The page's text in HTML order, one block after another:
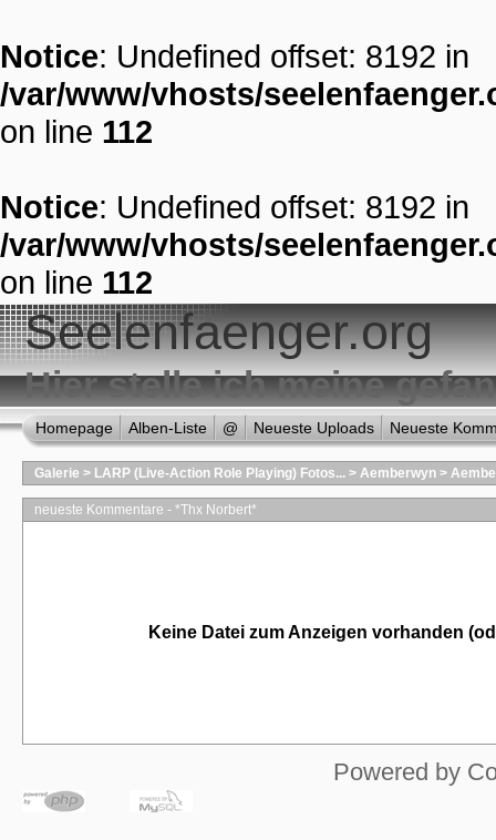
Notice: Undefined offset: 8192 in
/var/www/vhosts/
on line 112
Notice: Undefined offset: 8192 in
/var/www/vhosts/
on line 112
Seelenfaenger.org
Hier stelle ich meine
Homepage Alben-Liste @ Neueste Uploads Neueste
Galerie > LARP (Live-Action Role Playing) Fotos... > Aemberwyn >
neueste Kommentare - *Thx Norbert*
Keine Datei zum Anzeigen vorhanden
Powered by